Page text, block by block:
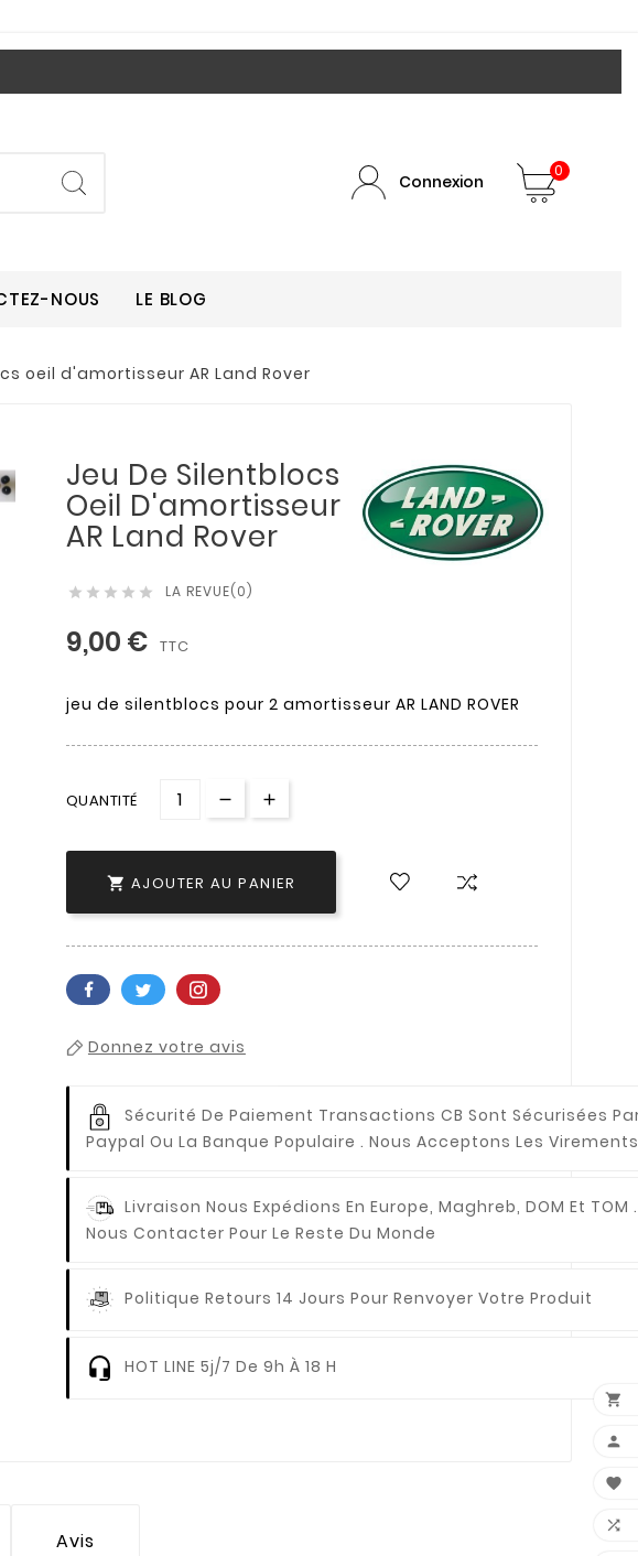
Connexion
0
NOUS LE BLOG
oeil d'amortisseur AR Land Rover
Jeu De Silentblocs
Oeil D'amortisseur
AR Land Rover
     LA REVUE(0)
9,00 € TTC
jeu de silentblocs pour 2 amortisseur AR LAND ROVER
QUANTITÉ
 AJOUTER AU PANIER
Donnez votre avis
Sécurité De Paiement Transactions CB Sont Sécurisées
Paypal Ou La Banque Populaire . Nous Acceptons Les
Livraison Nous Expédions En Europe, Maghreb, DOM Et TOM .
Nous Contacter Pour Le Reste Du Monde
Politique Retours 14 Jours Pour Renvoyer Votre Produit
HOT LINE 5j/7 De 9h À 18 H
Avis



